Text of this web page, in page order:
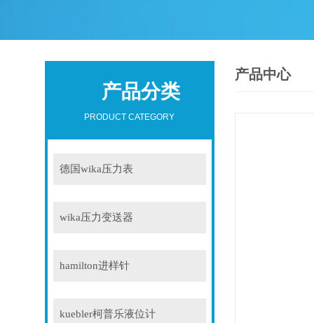
产品分类
PRODUCT CATEGORY
德国wika压力表
wika压力变送器
hamilton进样针
kuebler柯普乐液位计
产品中心